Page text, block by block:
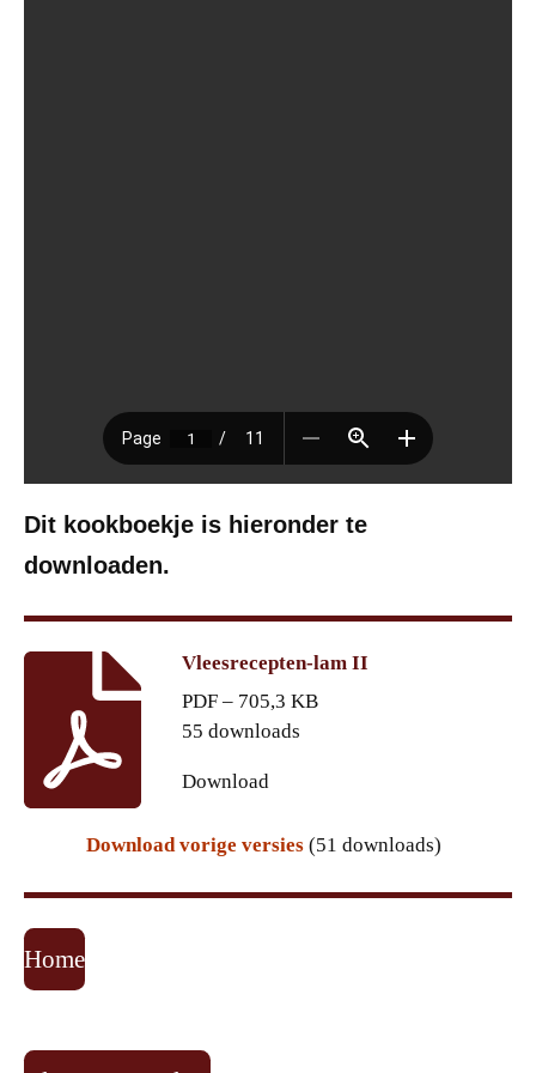
Dit kookboekje is hieronder te
downloaden.
Vleesrecepten-lam II
PDF – 705,3 KB
55 downloads
Download
Download vorige versies (51 downloads)
Home